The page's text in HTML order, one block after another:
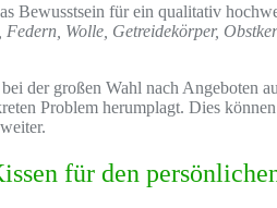
Bewusstsein für ein qualitativ
Federn, Wolle, Getreidekörper,
der großen Wahl nach Angeboten
Problem herumplagt. Dies
für den